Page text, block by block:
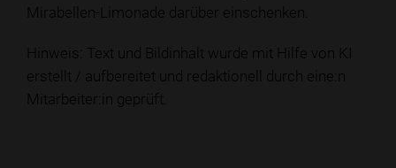
Mirabellen-Limonade darüber einschenken.
Hinweis: Text und Bildinhalt wurde mit Hilfe von KI
erstellt / aufbereitet und redaktionell durch eine:n
Mitarbeiter:in geprüft.